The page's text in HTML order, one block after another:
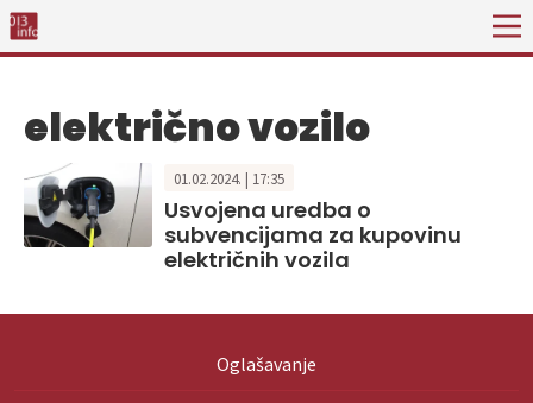
električno vozilo
01.02.2024. | 17:35
Usvojena uredba o
subvencijama za kupovinu
električnih vozila
Oglašavanje